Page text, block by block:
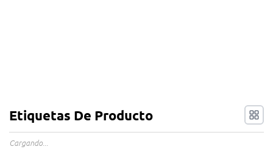
Etiquetas De Producto
Cargando...